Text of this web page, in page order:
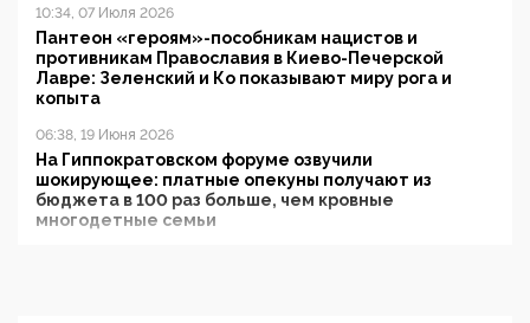
10:34, 07 Июля 2026
Пантеон «героям»-пособникам нацистов и
противникам Православия в Киево-Печерской
Лавре: Зеленский и Ко показывают миру рога и
копыта
06:38, 19 Июня 2026
На Гиппократовском форуме озвучили
шокирующее: платные опекуны получают из
бюджета в 100 раз больше, чем кровные
многодетные семьи